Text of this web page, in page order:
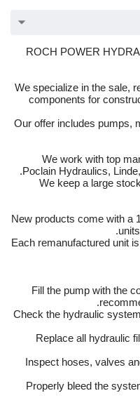
ROCH POWER
We specialize in the sale,
components for
Our offer includes pumps,
We work with top
Poclain Hydraulics,
We keep a large
New products come with a
Each remanufactured unit
– Fill the pump with the
– Check the hydraulic
– Replace all hydraulic
– Inspect hoses, valves
– Properly bleed the